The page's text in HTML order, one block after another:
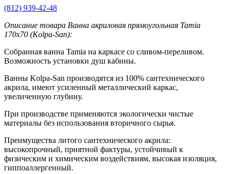
(812) 939-42-48
Описание товара Ванна акриловая прямоугольная Tamia
170x70 (Kolpa-San):
Собранная ванна Tamia на каркасе со сливом-переливом.
Возможность установки душ кабины.
Ванны Kolpa-San производятся из 100% сантехнического
акрила, имеют усиленный металлический каркас,
увеличенную глубину.
При производстве применяются экологически чистые
материалы без использования вторичного сырья.
Преимущества литого сантехнического акрила:
высокопрочный, приятной фактуры, устойчивый к
физическим и химическим воздействиям, высокая изоляция,
гиппоаллергенный.